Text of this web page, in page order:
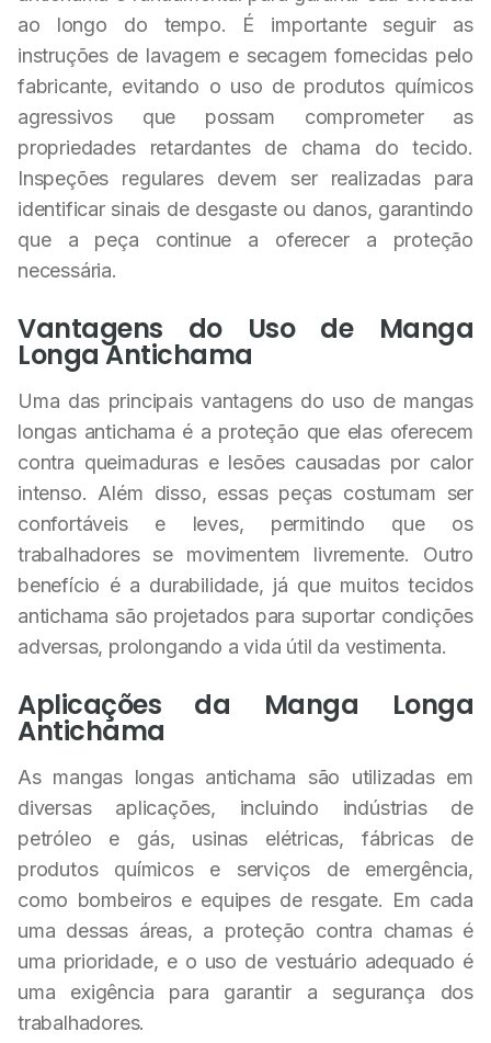
ao longo do tempo. É importante seguir as
instruções de lavagem e secagem fornecidas pelo
fabricante, evitando o uso de produtos químicos
agressivos que possam comprometer as
propriedades retardantes de chama do tecido.
Inspeções regulares devem ser realizadas para
identificar sinais de desgaste ou danos, garantindo
que a peça continue a oferecer a proteção
necessária.
Vantagens do Uso de Manga
Longa Antichama
Uma das principais vantagens do uso de mangas
longas antichama é a proteção que elas oferecem
contra queimaduras e lesões causadas por calor
intenso. Além disso, essas peças costumam ser
confortáveis e leves, permitindo que os
trabalhadores se movimentem livremente. Outro
benefício é a durabilidade, já que muitos tecidos
antichama são projetados para suportar condições
adversas, prolongando a vida útil da vestimenta.
Aplicações da Manga Longa
Antichama
As mangas longas antichama são utilizadas em
diversas aplicações, incluindo indústrias de
petróleo e gás, usinas elétricas, fábricas de
produtos químicos e serviços de emergência,
como bombeiros e equipes de resgate. Em cada
uma dessas áreas, a proteção contra chamas é
uma prioridade, e o uso de vestuário adequado é
uma exigência para garantir a segurança dos
trabalhadores.